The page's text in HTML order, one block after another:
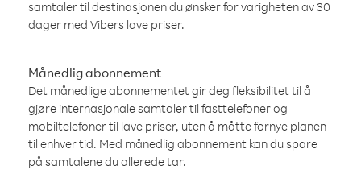
samtaler til destinasjonen du ønsker for varigheten av 30
dager med Vibers lave priser.
Månedlig abonnement
Det månedlige abonnementet gir deg fleksibilitet til å
gjøre internasjonale samtaler til fasttelefoner og
mobiltelefoner til lave priser, uten å måtte fornye planen
til enhver tid. Med månedlig abonnement kan du spare
på samtalene du allerede tar.